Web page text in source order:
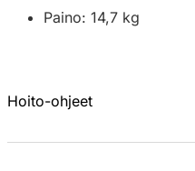
Paino: 14,7 kg
Hoito-ohjeet